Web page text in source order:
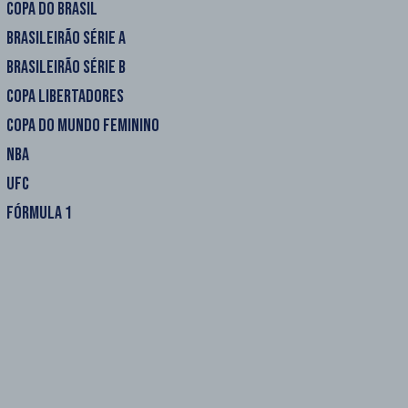
COPA DO BRASIL
BRASILEIRÃO SÉRIE A
BRASILEIRÃO SÉRIE B
COPA LIBERTADORES
COPA DO MUNDO FEMININO
NBA
UFC
FÓRMULA 1